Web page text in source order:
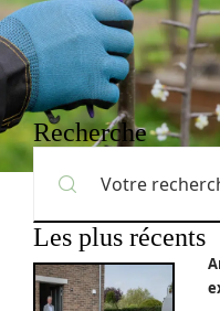
Recherche
Les plus récents